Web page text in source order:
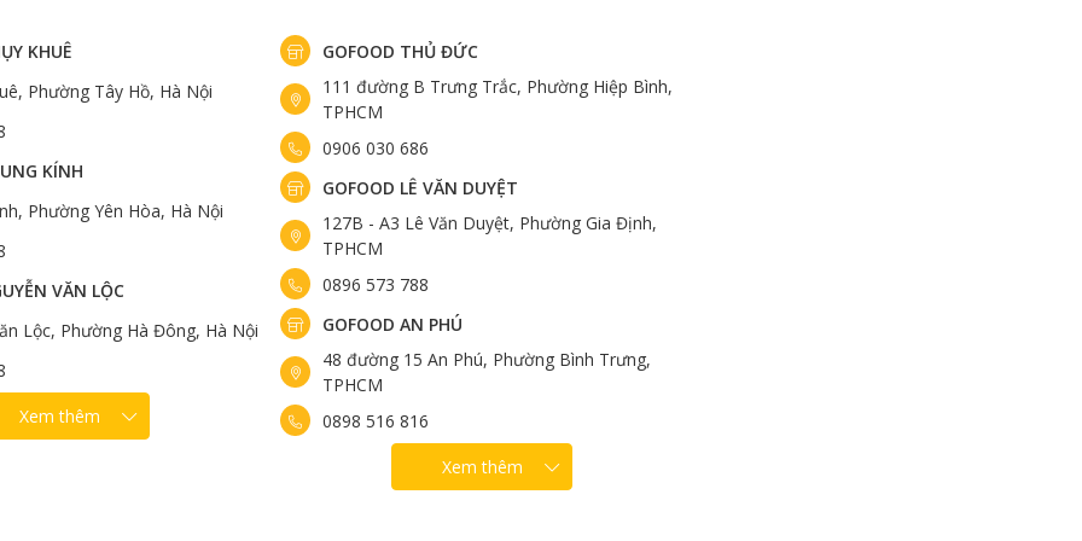
chiêu đãi bạn bè.
là 149.000đ/100 gr.
KHUÊ
Phường Tây Hồ, Hà Nội
KÍNH
Phường Yên Hòa, Hà Nội
VĂN LỘC
Lộc, Phường Hà Đông, Hà Nội
Xem thêm
GOFOOD THỦ ĐỨC
111 đường B Trưng Trắc, Phường Hiệp Bình,
TPHCM
0906 030 686
GOFOOD LÊ VĂN DUYỆT
127B - A3 Lê Văn Duyệt, Phường Gia Định,
TPHCM
0896 573 788
GOFOOD AN PHÚ
48 đường 15 An Phú, Phường Bình Trưng,
TPHCM
0898 516 816
Xem thêm